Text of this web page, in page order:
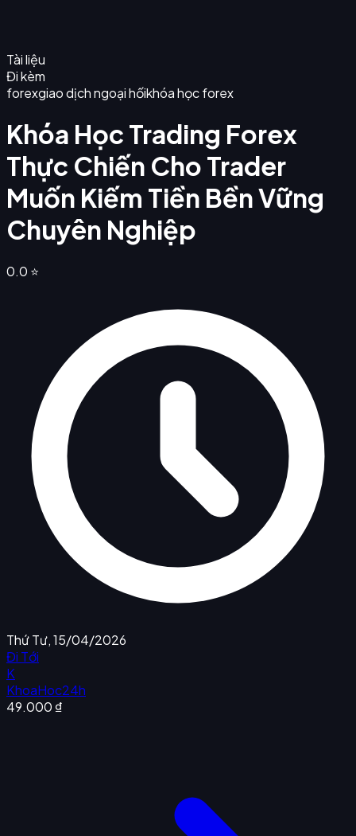
Tài liệu
Đi kèm
forexgiao dịch ngoại hốikhóa học forex
Khóa Học Trading Forex
Thực Chiến Cho Trader
Muốn Kiếm Tiền Bền Vững
Chuyên Nghiệp
0.0 ⭐
Thứ Tư, 15/04/2026
Đi Tới
K
KhoaHoc24h
49.000 ₫